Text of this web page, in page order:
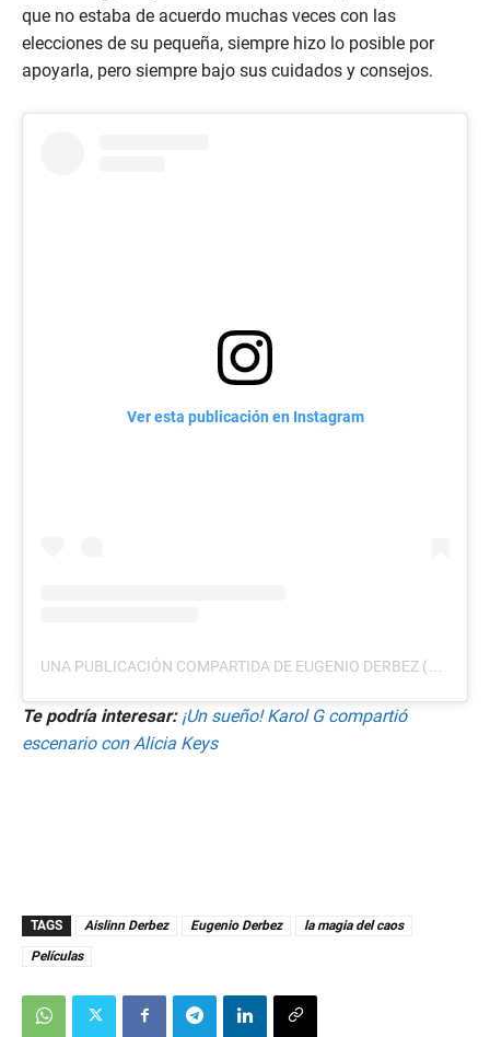
que no estaba de acuerdo muchas veces con las
elecciones de su pequeña, siempre hizo lo posible por
apoyarla, pero siempre bajo sus cuidados y consejos.
Ver esta publicación en Instagram
Te podría interesar: ¡Un sueño! Karol G compartió
escenario con Alicia Keys
TAGS Aislinn Derbez Eugenio Derbez
la magia del caos
Películas